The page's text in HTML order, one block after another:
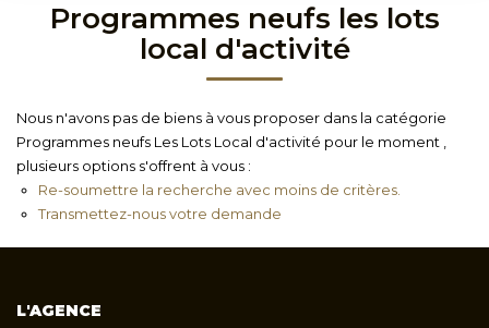
NOTRE AGENCE
NOTRE PHILOSOPHIE
CONTACT
Sélectionnez...
Type de bien
Surface min
Plus de critères Créer une alerte
Programmes neufs les lots
local d'activité
Nous n'avons pas de biens à vous proposer dans la catégorie
Programmes neufs Les Lots Local d'activité pour le moment ,
plusieurs options s'offrent à vous :
Re-soumettre la recherche avec moins de critères.
Transmettez-nous votre demande
L'AGENCE